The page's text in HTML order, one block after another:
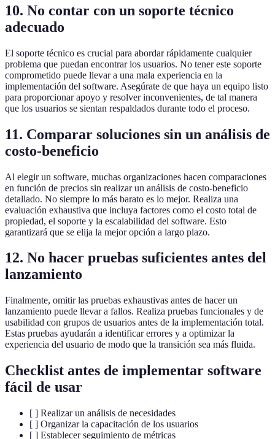
10. No contar con un soporte técnico
adecuado
El soporte técnico es crucial para abordar rápidamente cualquier
problema que puedan encontrar los usuarios. No tener este soporte
comprometido puede llevar a una mala experiencia en la
implementación del software. Asegúrate de que haya un equipo listo
para proporcionar apoyo y resolver inconvenientes, de tal manera
que los usuarios se sientan respaldados durante todo el proceso.
11. Comparar soluciones sin un análisis de
costo-beneficio
Al elegir un software, muchas organizaciones hacen comparaciones
en función de precios sin realizar un análisis de costo-beneficio
detallado. No siempre lo más barato es lo mejor. Realiza una
evaluación exhaustiva que incluya factores como el costo total de
propiedad, el soporte y la escalabilidad del software. Esto
garantizará que se elija la mejor opción a largo plazo.
12. No hacer pruebas suficientes antes del
lanzamiento
Finalmente, omitir las pruebas exhaustivas antes de hacer un
lanzamiento puede llevar a fallos. Realiza pruebas funcionales y de
usabilidad con grupos de usuarios antes de la implementación total.
Estas pruebas ayudarán a identificar errores y a optimizar la
experiencia del usuario de modo que la transición sea más fluida.
Checklist antes de implementar software
fácil de usar
[ ] Realizar un análisis de necesidades
[ ] Organizar la capacitación de los usuarios
[ ] Establecer seguimiento de métricas